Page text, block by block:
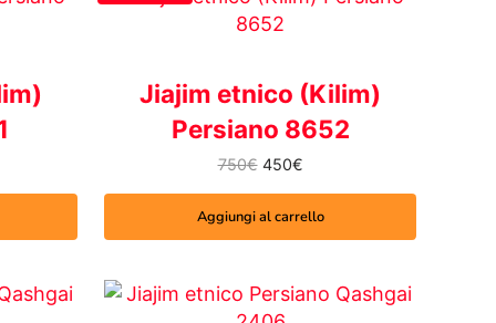
Jiajim etnico (Kilim)
Persiano 8652
750€ Il prezzo originale era: 750€.
450€Il prezzo attuale è: 450€.
Aggiungi al carrello